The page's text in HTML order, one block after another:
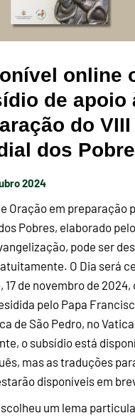
online
de apoio
do VIII
dos
2024
Oração em preparação
Pobres, elaborado
pode ser
O Dia será
17 de novembro de
pelo Papa
de São Pedro, no
o subsídio está
mas as traduções
disponíveis em
um lema